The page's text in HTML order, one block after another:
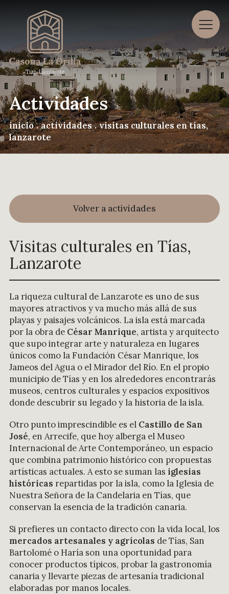
Actividades
inicio . actividades . visitas culturales en tías,
lanzarote
Volver a actividades
Visitas culturales en Tías,
Lanzarote
La riqueza cultural de Lanzarote es uno de sus
mayores atractivos y va mucho más allá de sus
playas y paisajes volcánicos. La isla está marcada
por la obra de César Manrique, artista y arquitecto
que supo integrar arte y naturaleza en lugares
únicos como la Fundación César Manrique, los
Jameos del Agua o el Mirador del Río. En el propio
municipio de Tías y en los alrededores encontrarás
museos, centros culturales y espacios expositivos
donde descubrir su legado y la historia de la isla.
Otro punto imprescindible es el Castillo de San
José, en Arrecife, que hoy alberga el Museo
Internacional de Arte Contemporáneo, un espacio
que combina patrimonio histórico con propuestas
artísticas actuales. A esto se suman las iglesias
históricas repartidas por la isla, como la Iglesia de
Nuestra Señora de la Candelaria en Tías, que
conservan la esencia de la tradición canaria.
Si prefieres un contacto directo con la vida local, los
mercados artesanales y agrícolas de Tías, San
Bartolomé o Haría son una oportunidad para
conocer productos típicos, probar la gastronomía
canaria y llevarte piezas de artesanía tradicional
elaboradas por manos locales.
Aviso legal
Política de privacidad
Política de cookies
Accesibilidad